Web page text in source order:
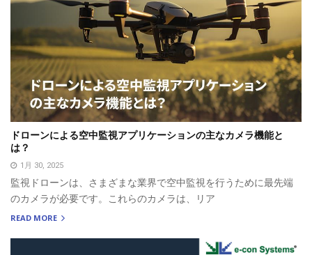
ドローンによる空中監視アプリケーションの主なカメラ機能と
は？
1月 30, 2025
監視ドローンは、さまざまな業界で空中監視を行うために最先端
のカメラが必要です。これらのカメラは、リア
READ MORE